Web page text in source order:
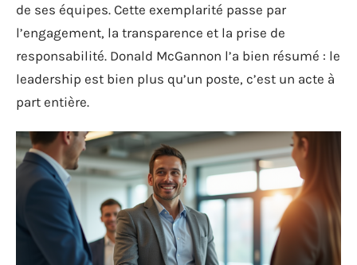
de ses équipes. Cette exemplarité passe par
l’engagement, la transparence et la prise de
responsabilité. Donald McGannon l’a bien résumé : le
leadership est bien plus qu’un poste, c’est un acte à
part entière.